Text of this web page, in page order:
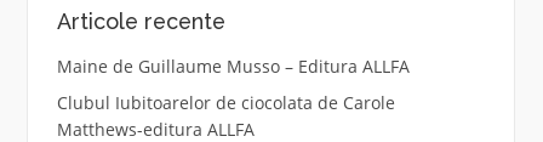
Articole recente
Maine de Guillaume Musso – Editura ALLFA
Clubul Iubitoarelor de ciocolata de Carole
Matthews-editura ALLFA